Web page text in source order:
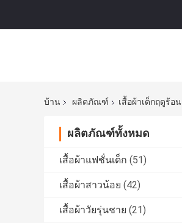
บ้าน ผลิตภัณฑ์ เสื้อผ้าเด็กฤดูร้อน
ผลิตภัณฑ์ทั้งหมด
เสื้อผ้าแฟชั่นเด็ก (51)
เสื้อผ้าสาวน้อย (42)
เสื้อผ้าวัยรุ่นชาย (21)